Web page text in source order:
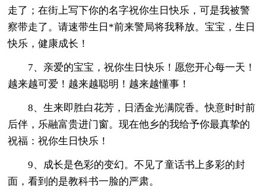
走了；在街上写下你的名字祝你生日快乐，可是我被警
察带走了。请速带生日*前来警局将我释放。宝宝，生日
快乐，健康成长！
7、亲爱的宝宝，祝你生日快乐！愿您开心每一天！
越来越可爱！越来越聪明！越来越懂事！
8、生来即胜白花芳，日洒金光满院香。快意时时前
后伴，乐融富贵进门窗。现在他乡的我给予你最真挚的
祝福：祝你生日快乐！
9、成长是色彩的变幻。不见了童话书上多彩的封
面，看到的是教科书一脸的严肃。